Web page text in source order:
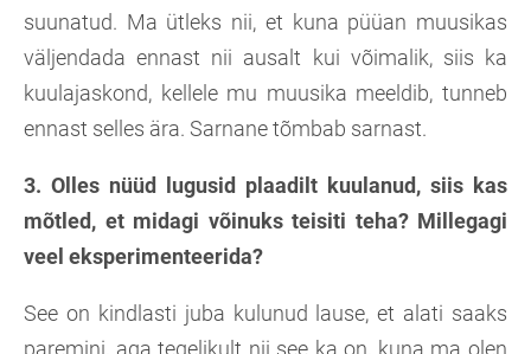
suunatud. Ma ütleks nii, et kuna püüan muusikas
väljendada ennast nii ausalt kui võimalik, siis ka
kuulajaskond, kellele mu muusika meeldib, tunneb
ennast selles ära. Sarnane tõmbab sarnast.
3. Olles nüüd lugusid plaadilt kuulanud, siis kas
mõtled, et midagi võinuks teisiti teha? Millegagi
veel eksperimenteerida?
See on kindlasti juba kulunud lause, et alati saaks
paremini, aga tegelikult nii see ka on, kuna ma olen